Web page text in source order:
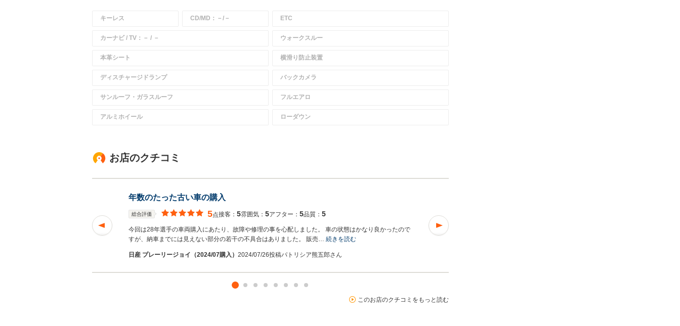
キーレス CD/MD：－/－ ETC
カーナビ / TV：－ / － ウォークスルー
本革シート 横滑り防止装置
ディスチャージドランプ バックカメラ
サンルーフ・ガラスルーフ フルエアロ
アルミホイール ローダウン
お店のクチコミ
年数のたった古い車の購入
総合評価 5点接客： 5雰囲気： 5アフター： 5品質： 5
今回は28年選手の車両購入にあたり、故障や修理の事を心配しました。 車の状態はかなり良かったので
すが、納車までには見えない部分の若干の不具合はありました。 販売… 続きを読む
日産 プレーリージョイ（2024/07購入） 2024/07/26投稿パトリシア熊五郎さん
このお店のクチコミをもっと読む